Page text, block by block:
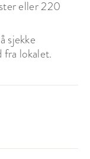
eller 220
sjekke
lokalet.